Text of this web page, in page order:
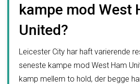
kampe mod West
United?
Leicester City har haft varierende
seneste kampe mod West Ham
kamp mellem to hold, der begge